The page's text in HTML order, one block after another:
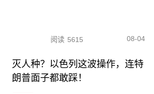
阅读 5615 08-04
灭人种？以色列这波操作，连特
朗普面子都敢踩！